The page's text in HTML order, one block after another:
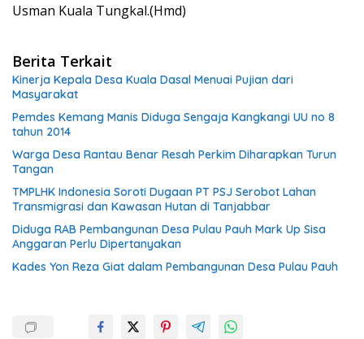
Usman Kuala Tungkal.(Hmd)
Berita Terkait
Kinerja Kepala Desa Kuala Dasal Menuai Pujian dari
Masyarakat
Pemdes Kemang Manis Diduga Sengaja Kangkangi UU no 8
tahun 2014
Warga Desa Rantau Benar Resah Perkim Diharapkan Turun
Tangan
TMPLHK Indonesia Soroti Dugaan PT PSJ Serobot Lahan
Transmigrasi dan Kawasan Hutan di Tanjabbar
Diduga RAB Pembangunan Desa Pulau Pauh Mark Up Sisa
Anggaran Perlu Dipertanyakan
Kades Yon Reza Giat dalam Pembangunan Desa Pulau Pauh